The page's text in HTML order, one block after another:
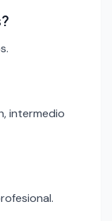
intermedio